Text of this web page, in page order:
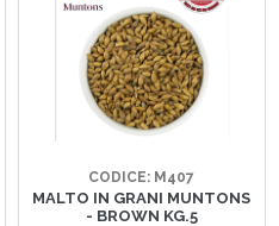
CODICE: M407
MALTO IN GRANI MUNTONS
- BROWN KG.5